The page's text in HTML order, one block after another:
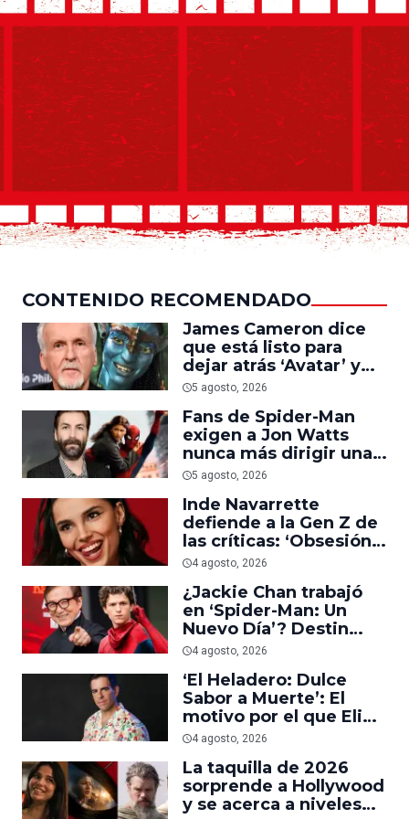
CONTENIDO RECOMENDADO
James Cameron dice
que está listo para
dejar atrás ‘Avatar’ y
trabajar en ‘el último
5 agosto, 2026
Fans de Spider-Man
exigen a Jon Watts
nunca más dirigir una
película del personaje
5 agosto, 2026
Inde Navarrette
defiende a la Gen Z de
las críticas: ‘Obsesión
es prueba de que los
4 agosto, 2026
¿Jackie Chan trabajó
en ‘Spider-Man: Un
Nuevo Día’? Destin
Daniel Cretton aclara el
4 agosto, 2026
‘El Heladero: Dulce
Sabor a Muerte’: El
motivo por el que Eli
Roth se hartó de los
Hollywood e hizo su
nueva película gore
4 agosto, 2026
La taquilla de 2026
sorprende a Hollywood
y se acerca a niveles